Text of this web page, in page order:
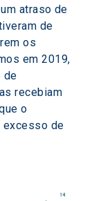
atraso de
de
os
em 2019,
de
recebiam
o
excesso de